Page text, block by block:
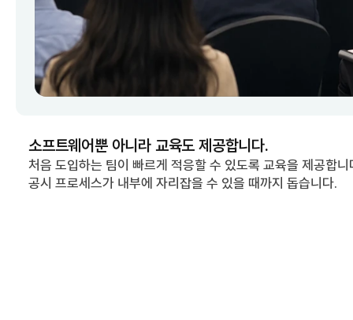
소프트웨어뿐 아니라 교육도 제공합니다.
처음 도입하는 팀이 빠르게 적응할 수 있도록 교육을 제공합
공시 프로세스가 내부에 자리잡을 수 있을 때까지 돕습니다.